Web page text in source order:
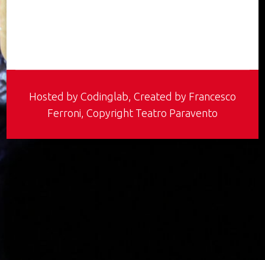
Hosted by Codinglab, Created by Francesco
Ferroni, Copyright Teatro Paravento